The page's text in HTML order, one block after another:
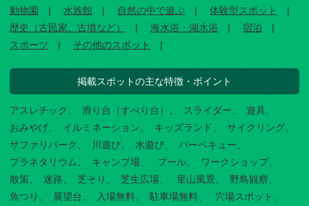
動物園
水族館 自然の中で遊ぶ
体験型スポット
歴史（古民家、古墳など）
海水浴・湖水浴
宿泊
スポーツ
その他のスポット
掲載スポットの主な特徴・ポイント
アスレチック 滑り台（すべり台） スライダー
遊具
おみやげ
イルミネーション キッズランド
サイクリング
サファリパーク
川遊び 水遊び
バーベキュー
プラネタリウム
キャンプ場 プール
ワークショップ
散策
迷路 芝そり 芝生広場 里山風景
野鳥観察
魚つり
展望台 入場無料 駐車場無料
穴場スポット